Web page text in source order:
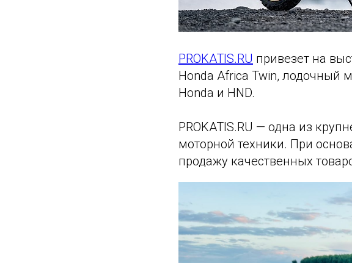
PROKATIS.RU привезет на
Honda Africa Twin, лодочный
Honda и HND.
PROKATIS.RU — одна из
моторной техники. При
продажу качественных